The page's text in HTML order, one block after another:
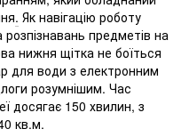
. Як навігацію роботу
предметів на
нижня щітка не боїться
для води з електронним
розумнішим. Час
досягає 150 хвилин, з
кв.м.